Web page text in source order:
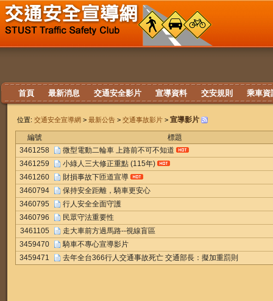
首頁 最新消息 交通安全影片 宣導資料 交安規則 乘車資
位置: 交通安全宣導網 > 最新公告 > 交通事故影片 > 宣導影片
編號
標題
3461258
微型電動二輪車 上路前不可不知道
3461259
小綠人三大修正重點 (115年)
3461260
財損事故下匝道宣導
3460794
保持安全距離，騎車更安心
3460795
行人安全全面守護
3460796
民眾守法重要性
3461105
走大車前方過馬路--視線盲區
3459470
騎車不專心宣導影片
3459471
去年全台366行人交通事故死亡 交通部長：擬加重罰則